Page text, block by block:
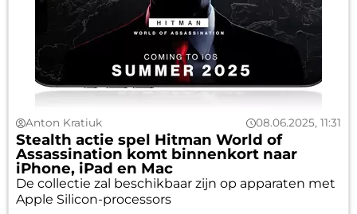
Anton Kratiuk 08.06.2025, 11:31
Stealth actie spel Hitman World of
Assassination komt binnenkort naar
iPhone, iPad en Mac
De collectie zal beschikbaar zijn op apparaten met
Apple Silicon-processors